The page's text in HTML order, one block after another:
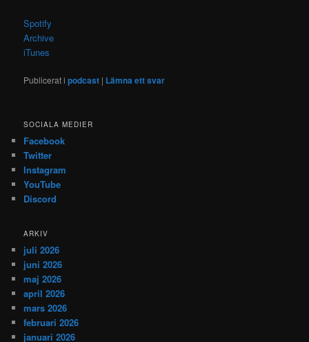
Spotify
Archive
iTunes
Publicerat i podcast | Lämna ett svar
SOCIALA MEDIER
Facebook
Twitter
Instagram
YouTube
Discord
ARKIV
juli 2026
juni 2026
maj 2026
april 2026
mars 2026
februari 2026
januari 2026